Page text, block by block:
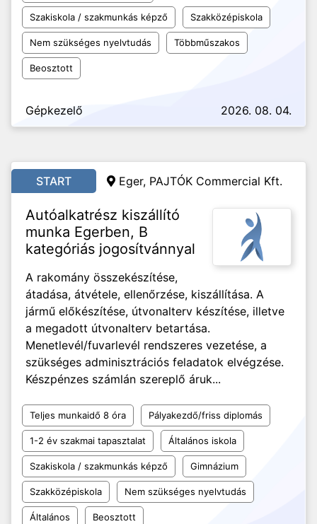
Szakiskola / szakmunkás képző Szakközépiskola
Nem szükséges nyelvtudás Többműszakos
Beosztott
Gépkezelő 2026. 08. 04.
START Eger, PAJTÓK Commercial Kft.
Autóalkatrész kiszállító
munka Egerben, B
kategóriás jogosítvánnyal
A rakomány összekészítése,
átadása, átvétele, ellenőrzése, kiszállítása. A
jármű előkészítése, útvonalterv készítése, illetve
a megadott útvonalterv betartása.
Menetlevél/fuvarlevél rendszeres vezetése, a
szükséges adminisztrációs feladatok elvégzése.
Készpénzes számlán szereplő áruk...
Teljes munkaidő 8 óra Pályakezdő/friss diplomás
1-2 év szakmai tapasztalat Általános iskola
Szakiskola / szakmunkás képző Gimnázium
Szakközépiskola Nem szükséges nyelvtudás
Általános Beosztott